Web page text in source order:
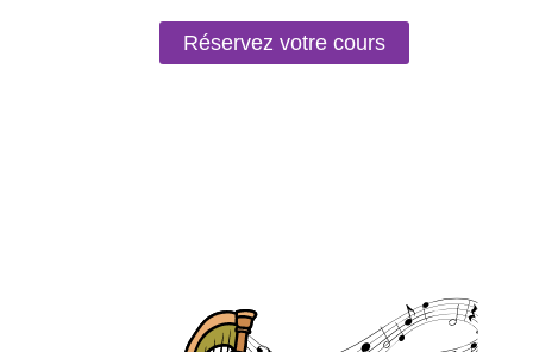
Réservez votre cours